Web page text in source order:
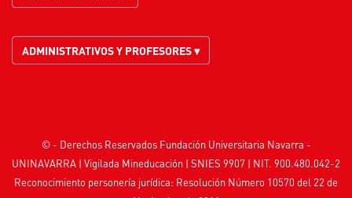
ADMINISTRATIVOS Y PROFESORES ▾
© - Derechos Reservados Fundación Universitaria Navarra -
UNINAVARRA | Vigilada Mineducación | SNIES 9907 | NIT. 900.480.042-2
Reconocimiento personería jurídica: Resolución Número 10570 del 22 de